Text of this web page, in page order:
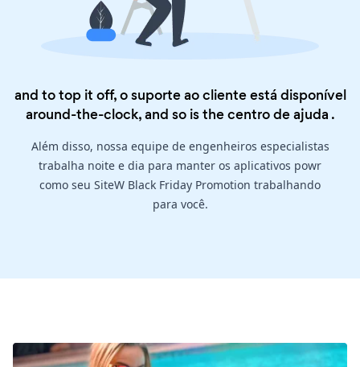
and to top it off, o suporte ao cliente está disponível
around-the-clock, and so is thecentro de ajuda .
Além disso, nossa equipe de engenheiros especialistas
trabalha noite e dia para manter os aplicativos powr
como seu SiteW Black Friday Promotion trabalhando
para você.